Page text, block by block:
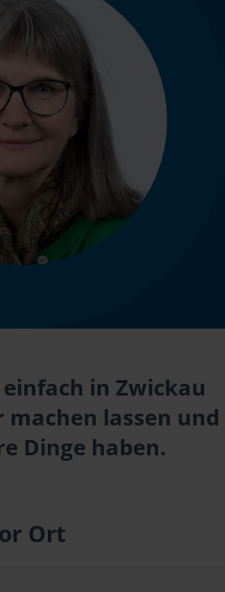
in Zwickau
machen lassen und
Dinge haben.
Ort